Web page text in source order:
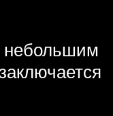
небольшим